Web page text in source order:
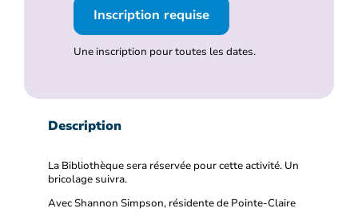
Inscription requise
Une inscription pour toutes les dates.
Description
La Bibliothèque sera réservée pour cette activité. Un
bricolage suivra.
Avec Shannon Simpson, résidente de Pointe-Claire